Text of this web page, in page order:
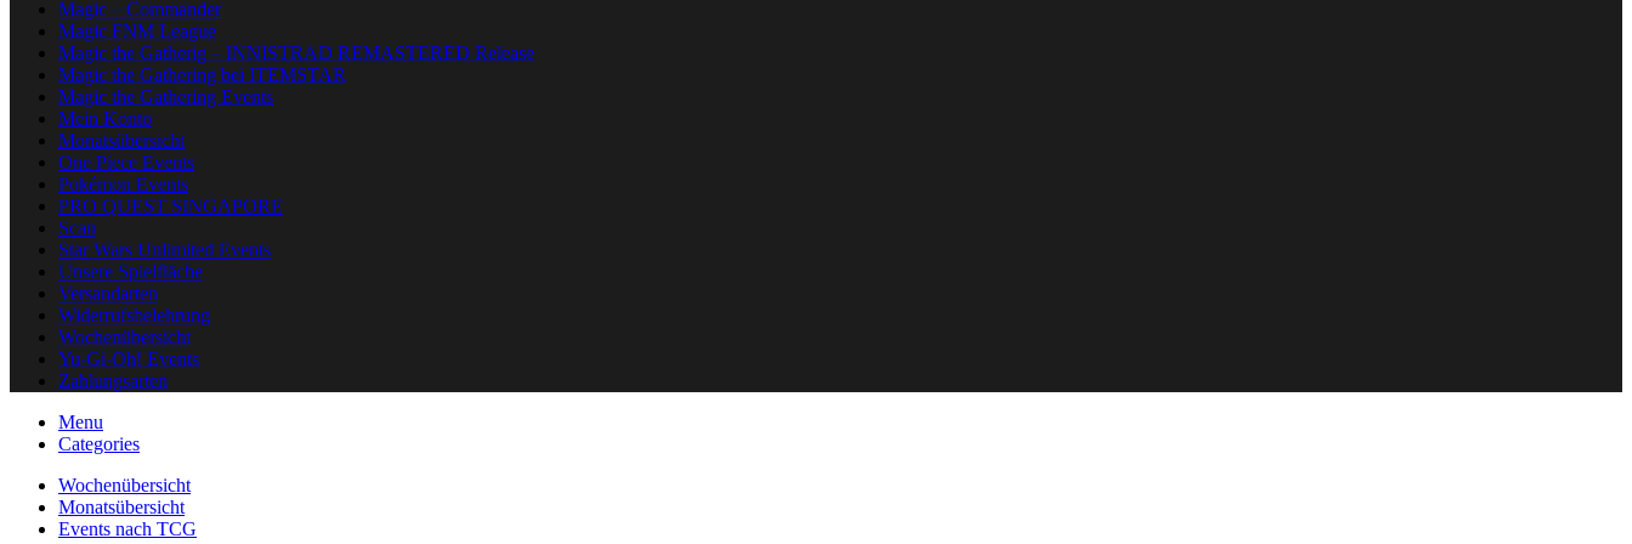
Magic – Commander
Magic FNM League
Magic the Gatherig – INNISTRAD REMASTERED Release
Magic the Gathering bei ITEMSTAR
Magic the Gathering Events
Mein Konto
Monatsübersicht
One Piece Events
Pokémon Events
PRO QUEST SINGAPORE
Scan
Star Wars Unlimited Events
Unsere Spielfläche
Versandarten
Widerrufsbelehrung
Wochenübersicht
Yu-Gi-Oh! Events
Zahlungsarten
Menu
Categories
Wochenübersicht
Monatsübersicht
Events nach TCG